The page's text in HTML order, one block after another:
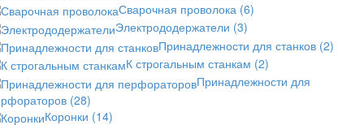
Сварочная проволока (6)
Электрододержатели (3)
Принадлежности для станков (2)
К строгальным станкам (2)
Принадлежности для
(28)
Коронки (14)